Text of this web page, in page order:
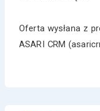
Oferta wysłana z
ASARI CRM